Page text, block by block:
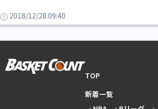
2018/12/28 09:40
TOP
新着一覧